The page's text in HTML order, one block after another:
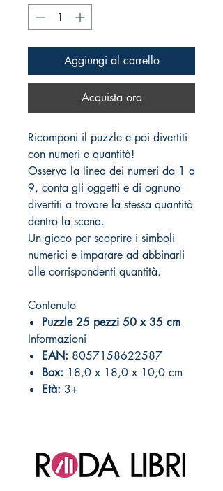
Aggiungi al carrello
Acquista ora
Ricomponi il puzzle e poi divertiti
con numeri e quantità!
Osserva la linea dei numeri da 1 a
9, conta gli oggetti e di ognuno
divertiti a trovare la stessa quantità
dentro la scena.
Un gioco per scoprire i simboli
numerici e imparare ad abbinarli
alle corrispondenti quantità.
Contenuto
Puzzle 25 pezzi 50 x 35 cm
Informazioni
EAN: 8057158622587
Box: 18,0 x 18,0 x 10,0 cm
Età: 3+